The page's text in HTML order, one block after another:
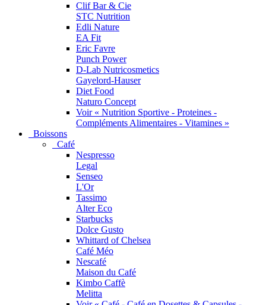
Clif Bar & Cie
STC Nutrition
Edli Nature
EA Fit
Eric Favre
Punch Power
D-Lab Nutricosmetics
Gayelord-Hauser
Diet Food
Naturo Concept
Voir « Nutrition Sportive - Proteines -
Compléments Alimentaires - Vitamines »
Boissons
Café
Nespresso
Legal
Senseo
L'Or
Tassimo
Alter Eco
Starbucks
Dolce Gusto
Whittard of Chelsea
Café Méo
Nescafé
Maison du Café
Kimbo Caffè
Melitta